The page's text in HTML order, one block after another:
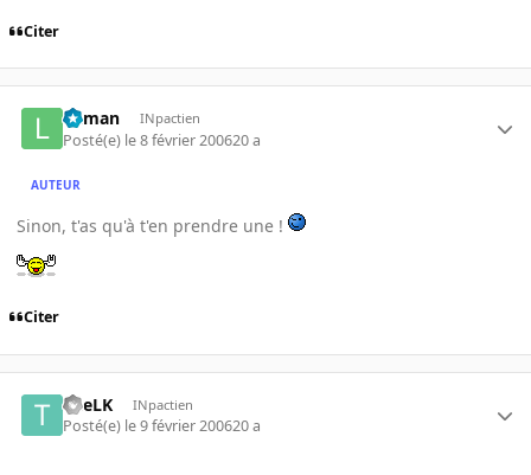
Citer
lolman INpactien
Posté(e) le 8 février 200620 a
AUTEUR
Sinon, t'as qu'à t'en prendre une !
Citer
TheLK INpactien
Posté(e) le 9 février 200620 a